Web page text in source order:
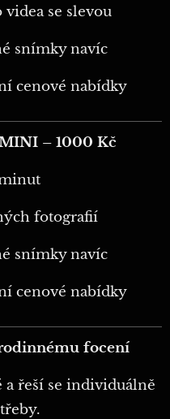
videa se slevou
snímky navíc
cenové nabídky
– 1000 Kč
fotografií
snímky navíc
cenové nabídky
focení
řeší se individuálně